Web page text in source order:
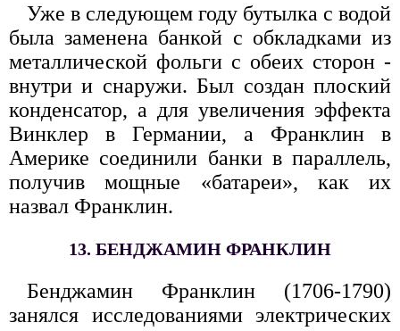
Уже в следующем году бутылка с водой
была заменена банкой с обкладками из
металлической фольги с обеих сторон -
внутри и снаружи. Был создан плоский
конденсатор, а для увеличения эффекта
Винклер в Германии, а Франклин в
Америке соединили банки в параллель,
получив мощные «батареи», как их
назвал Франклин.
13. БЕНДЖАМИН ФРАНКЛИН
Бенджамин Франклин (1706-1790)
занялся исследованиями электрических